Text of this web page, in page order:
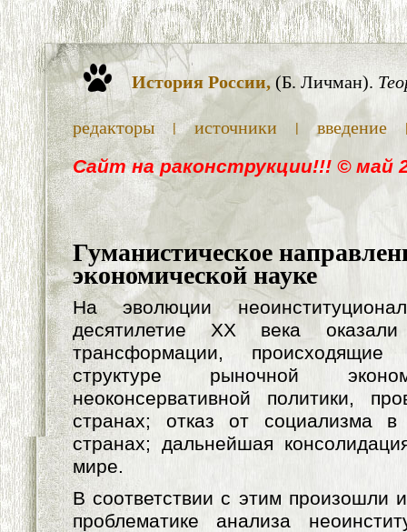
История России, (Б. Личман).
редакторы | источники | введение
Cайт на раконструкции!!! © май
Гуманистическое
экономической науке
На эволюции
десятилетие ХХ века
трансформации, происходящие
структуре рыночной
неоконсервативной политики,
странах; отказ от социализма в
странах; дальнейшая
мире.
В соответствии с этим произошли
проблематике анализа